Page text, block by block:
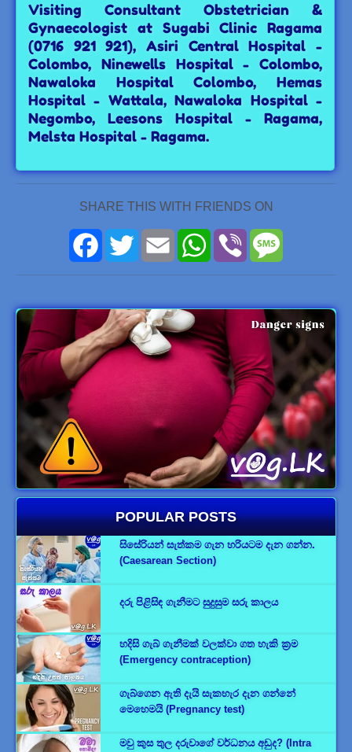
Visiting Consultant Obstetrician &
Gynaecologist at Sugabi Clinic Ragama
(0716 921 921), Asiri Central Hospital -
Colombo, Ninewells Hospital - Colombo,
Nawaloka Hospital Colombo, Hemas
Hospital - Wattala, Nawaloka Hospital -
Negombo, Leesons Hospital - Ragama,
Melsta Hospital - Ragama.
SHARE THIS WITH FRIENDS ON
FacebookTwitter Email WhatsApp
Viber
POPULAR POSTS
සිසේරියන් සැත්කම ගැන හරියටම දැන ගන්න.
(Caesarean Section)
දරු පිළිසිඳ ගැනීමට සුදුසුම සරු කාලය
හදිසි ගැබ් ගැනීමක් වලක්වා ගත හැකි ක්‍රම
(Emergency contraception)
ගැබ්ගෙන ඇති දැයි සැකහැර දැන ගන්නේ
මෙහෙමයි (Pregnancy test)
මවු කුස තුල දරුවාගේ වර්ධනය අඩුද? (Intra